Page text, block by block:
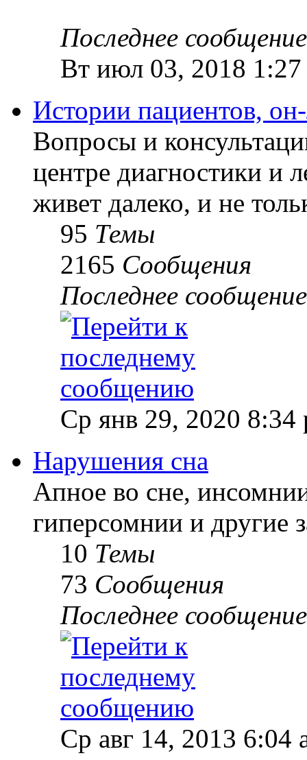
Последнее сообщение
Вт июл 03, 2018 1:27
Истории пациентов,
Вопросы и
центре диагностики и
живет далеко, и не
95 Темы
2165 Сообщения
Последнее сообщение
Ср янв 29, 2020 8:34
Нарушения сна
Апное во сне,
гиперсомнии и другие
10 Темы
73 Сообщения
Последнее сообщение
Ср авг 14, 2013 6:04